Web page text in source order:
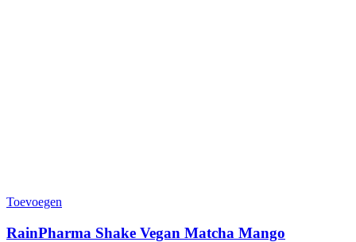
Toevoegen
RainPharma Shake Vegan Matcha Mango